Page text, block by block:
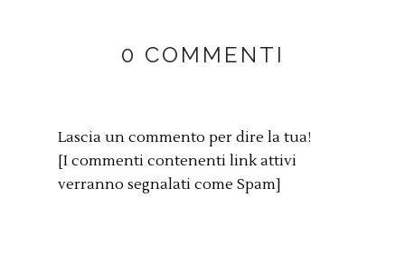
0 COMMENTI
Lascia un commento per dire la tua!
[I commenti contenenti link attivi
verranno segnalati come Spam]